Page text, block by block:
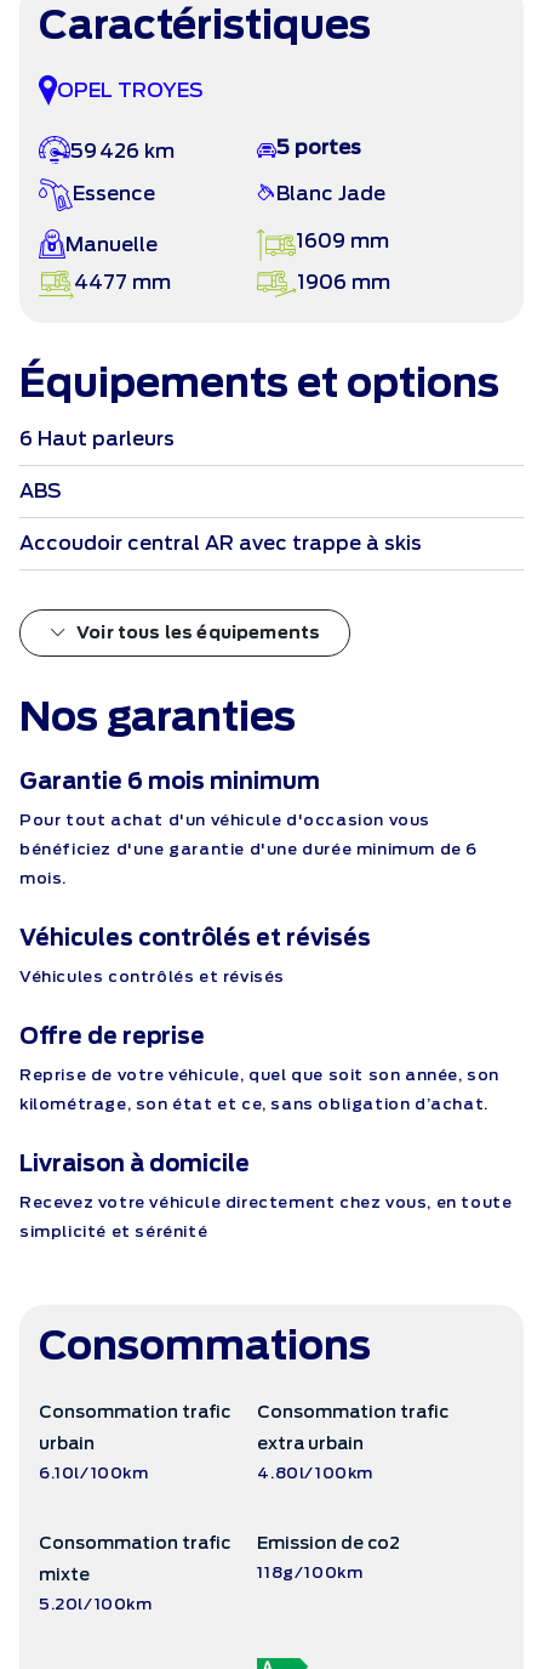
Caractéristiques
OPEL TROYES
59 426 km
5 portes
Essence
Blanc Jade
Manuelle
1609 mm
4477 mm
1906 mm
Équipements et options
6 Haut parleurs
ABS
Accoudoir central AR avec trappe à skis
Voir tous les équipements
Nos garanties
Garantie 6 mois minimum
Pour tout achat d'un véhicule d'occasion vous
bénéficiez d'une garantie d'une durée minimum de 6
mois.
Véhicules contrôlés et révisés
Véhicules contrôlés et révisés
Offre de reprise
Reprise de votre véhicule, quel que soit son année, son
kilométrage, son état et ce, sans obligation d’achat.
Livraison à domicile
Recevez votre véhicule directement chez vous, en toute
simplicité et sérénité
Consommations
Consommation trafic
urbain
6.10l/100km
Consommation trafic
extra urbain
4.80l/100km
Consommation trafic
mixte
5.20l/100km
Emission de co2
118g/100km